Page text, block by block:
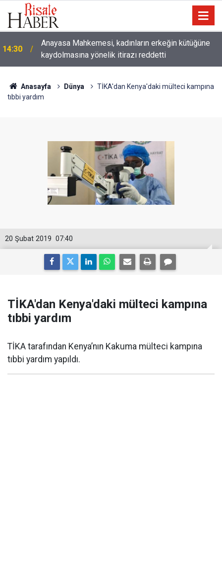
14:00
Çatıda yağmur suyu hasadı: Sıcaklarda klima
kullanımını azaltabilir
Anasayfa Dünya
TİKA'dan Kenya'daki mülteci kampına
tıbbi yardım
07:40
20 Şubat 2019
TİKA'dan Kenya'daki mülteci kampına
tıbbi yardım
TİKA tarafından Kenya’nın Kakuma mülteci kampına
tıbbi yardım yapıldı.